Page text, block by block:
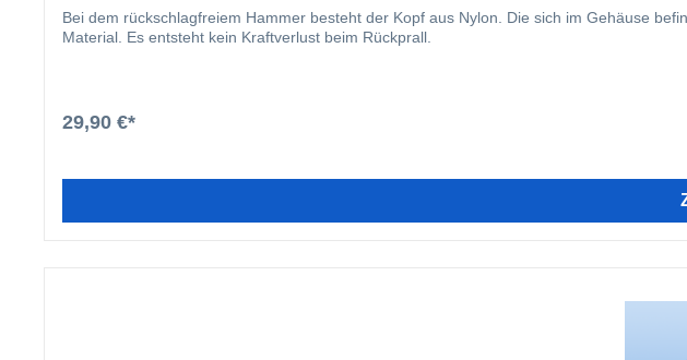
Bei dem rückschlagfreiem Hammer besteht der Kopf aus Nylon. Die sich im Gehäuse
Material. Es entsteht kein Kraftverlust beim Rückprall.
29,90 €*